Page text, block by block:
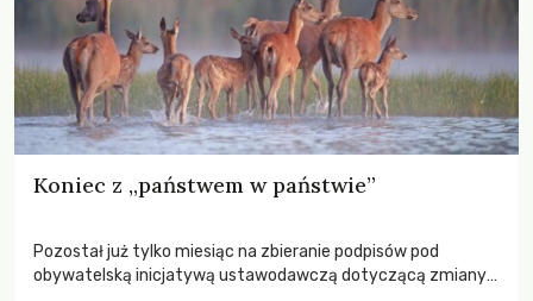
Koniec z „państwem w państwie”
Pozostał już tylko miesiąc na zbieranie podpisów pod
obywatelską inicjatywą ustawodawczą dotyczącą zmiany